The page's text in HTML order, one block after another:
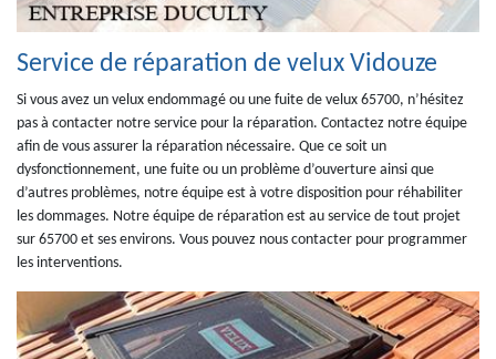
Service de réparation de velux Vidouze
Si vous avez un velux endommagé ou une fuite de velux 65700, n’hésitez
pas à contacter notre service pour la réparation. Contactez notre équipe
afin de vous assurer la réparation nécessaire. Que ce soit un
dysfonctionnement, une fuite ou un problème d’ouverture ainsi que
d’autres problèmes, notre équipe est à votre disposition pour réhabiliter
les dommages. Notre équipe de réparation est au service de tout projet
sur 65700 et ses environs. Vous pouvez nous contacter pour programmer
les interventions.